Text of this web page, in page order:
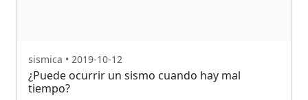
sismica • 2019-10-12
¿Puede ocurrir un sismo cuando hay mal
tiempo?